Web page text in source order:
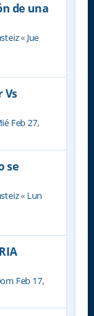
de una
« Jue
Vs
Feb 27,
se
« Lun
Feb 17,